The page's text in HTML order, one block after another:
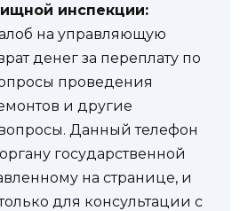
инспекции:
на управляющую
денег за переплату по
проведения
и другие
Данный телефон
государственной
на странице, и
для консультации с